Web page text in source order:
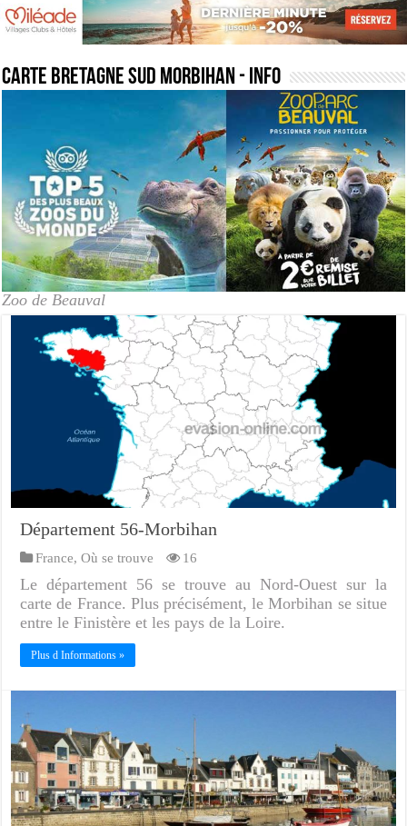
carte bretagne sud morbihan - Info
Zoo de Beauval
Département 56-Morbihan
France,Où se trouve 16
Le département 56 se trouve au Nord-Ouest sur la
carte de France. Plus précisément, le Morbihan se situe
entre le Finistère et les pays de la Loire.
Plus d Informations »